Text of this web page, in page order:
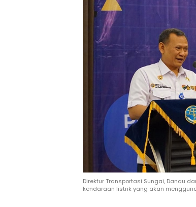
Direktur Transportasi Sungai, Danau
kendaraan listrik yang akan